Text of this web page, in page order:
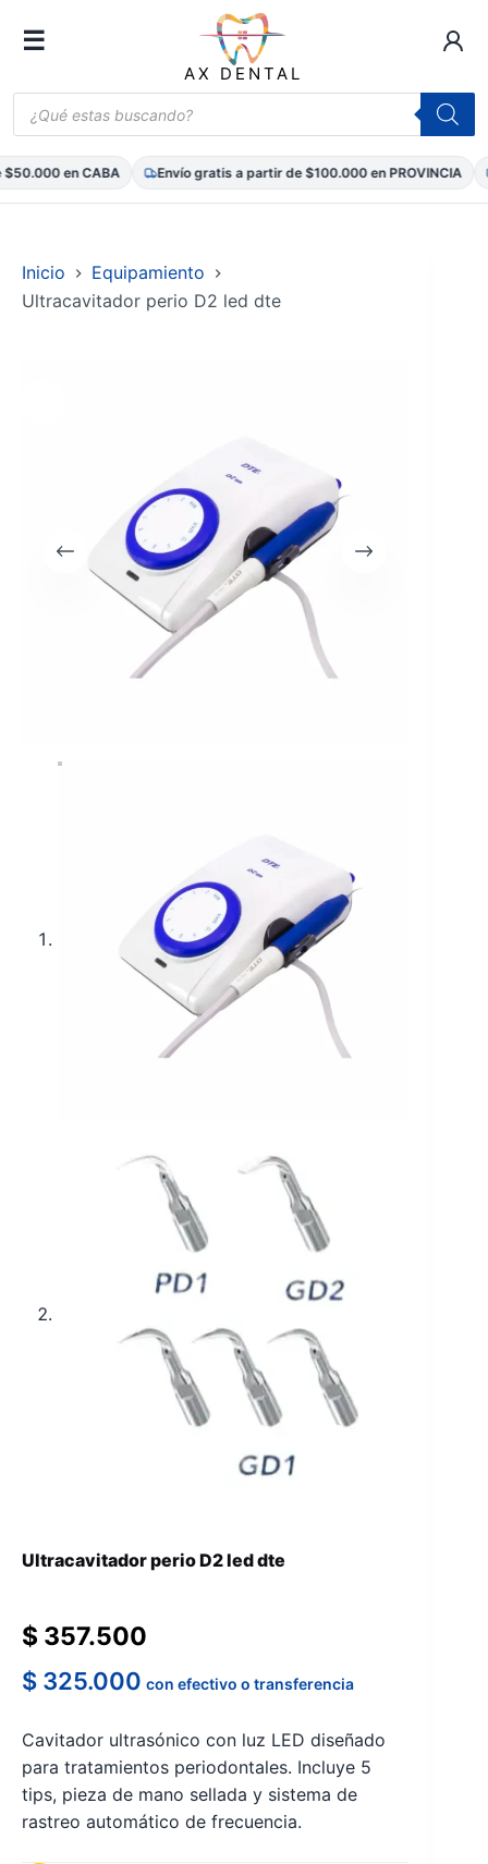
☰
AX DENTAL
Búsqueda
de
productos
en CABA Envío gratis a partir de $100.000 en PROVINCIA
contenido
Inicio
Equipamiento
Ultracavitador perio D2 led dte
Ultracavitador perio D2 led dte
$ 357.500
$ 325.000 con efectivo o transferencia
Cavitador ultrasónico con luz LED diseñado
para tratamientos periodontales. Incluye 5
tips, pieza de mano sellada y sistema de
rastreo automático de frecuencia.